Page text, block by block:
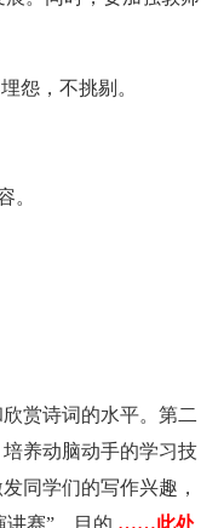
怨，不挑剔。
。
赏诗词的水平。第二
养动脑动手的学习技
同学们的写作兴趣，
讲赛”，目的 ……此处